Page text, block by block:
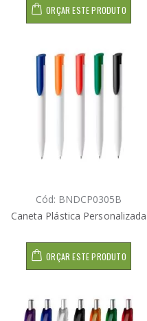
ORÇAR ESTE PRODUTO
Cód: BNDCP0305B
Caneta Plástica Personalizada
ORÇAR ESTE PRODUTO